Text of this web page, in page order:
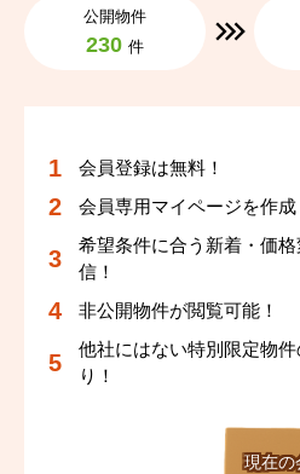
公開物件
230 件
現在の
会員登録は無料！
会員専用マイページを作成
希望条件に合う新着・価
信！
非公開物件が閲覧可能！
他社にはない特別限定物
り！